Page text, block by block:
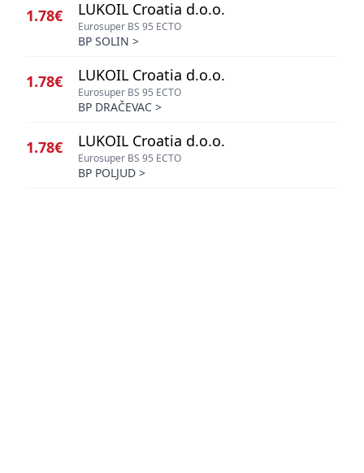
1.78€ LUKOIL Croatia d.o.o.
Eurosuper BS 95 ECTO
BP SOLIN >
1.78€ LUKOIL Croatia d.o.o.
Eurosuper BS 95 ECTO
BP DRAČEVAC >
1.78€ LUKOIL Croatia d.o.o.
Eurosuper BS 95 ECTO
BP POLJUD >